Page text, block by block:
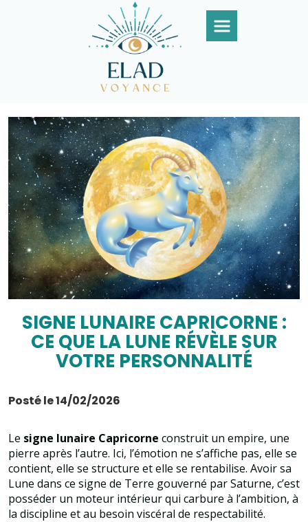
SIGNE LUNAIRE CAPRICORNE :
CE QUE LA LUNE RÉVÈLE SUR
VOTRE PERSONNALITÉ
Posté le 14/02/2026
Le signe lunaire Capricorne construit un empire, une
pierre après l’autre. Ici, l’émotion ne s’affiche pas, elle se
contient, elle se structure et elle se rentabilise. Avoir sa
Lune dans ce signe de Terre gouverné par Saturne, c’est
posséder un moteur intérieur qui carbure à l’ambition, à
la discipline et au besoin viscéral de respectabilité.
Panneau de gestion des cookies